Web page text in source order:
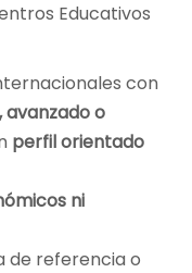
Educativos
con
o
perfil orientado
ni
de referencia o